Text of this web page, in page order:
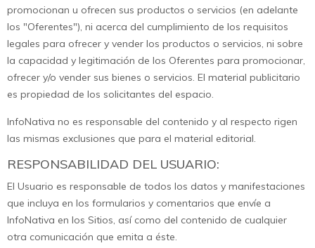
promocionan u ofrecen sus productos o servicios (en adelante
los "Oferentes"), ni acerca del cumplimiento de los requisitos
legales para ofrecer y vender los productos o servicios, ni sobre
la capacidad y legitimación de los Oferentes para promocionar,
ofrecer y/o vender sus bienes o servicios. El material publicitario
es propiedad de los solicitantes del espacio.
InfoNativa no es responsable del contenido y al respecto rigen
las mismas exclusiones que para el material editorial.
RESPONSABILIDAD DEL USUARIO:
El Usuario es responsable de todos los datos y manifestaciones
que incluya en los formularios y comentarios que envíe a
InfoNativa en los Sitios, así como del contenido de cualquier
otra comunicación que emita a éste.